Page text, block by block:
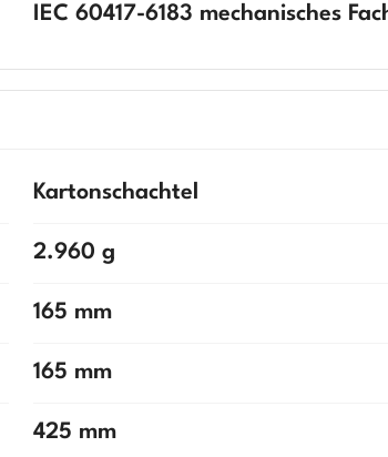
IEC 60417-6183 mechanisches
Kartonschachtel
2.960 g
165 mm
165 mm
425 mm